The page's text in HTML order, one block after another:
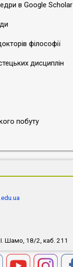
в Google Scholar
філософії
дисциплін
побуту
Шамо, 18/2, каб. 211